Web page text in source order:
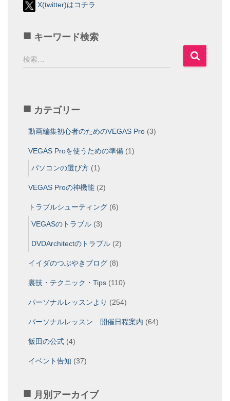
X(twitter)はコチラ
キーワード検索
検
索
検索…
カテゴリー
動画編集初心者のためのVEGAS Pro (3)
VEGAS Proを使うための準備 (1)
パソコンの選び方 (1)
VEGAS Proの神機能 (2)
トラブルシューティング (6)
VEGASのトラブル (3)
DVDArchitectのトラブル (2)
イイダのつぶやきブログ (8)
裏技・テクニック・Tips (110)
パーソナルレッスンより (254)
パーソナルレッスン 開催日程案内 (64)
飯田の公式 (4)
イベント告知 (37)
月別アーカイブ